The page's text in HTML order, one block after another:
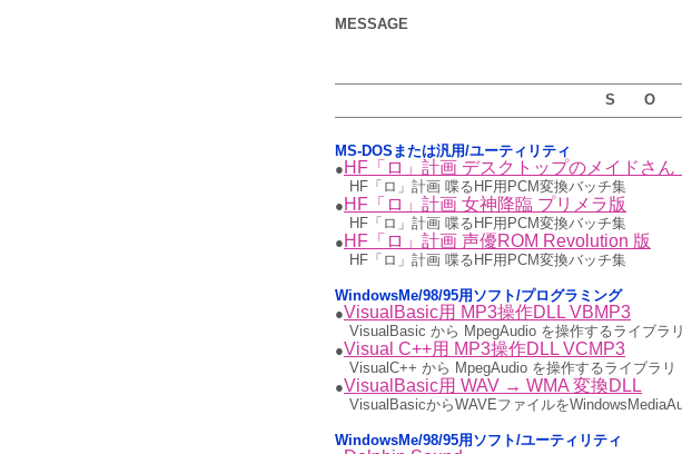
MESSAGE
S O
MS-DOSまたは汎用/ユーティリティ
● HF「ロ」計画 デスクトップのメイドさん
HF「ロ」計画 喋るHF用PCM変換バッチ集
● HF「ロ」計画 女神降臨 プリメラ版
HF「ロ」計画 喋るHF用PCM変換バッチ集
● HF「ロ」計画 声優ROM Revolution 版
HF「ロ」計画 喋るHF用PCM変換バッチ集
WindowsMe/98/95用ソフト/プログラミング
●VisualBasic用 MP3操作DLL VBMP3
VisualBasic から MpegAudio を操作するライブラリ
●Visual C++用 MP3操作DLL VCMP3
VisualC++ から MpegAudio を操作するライブラリ
●VisualBasic用 WAV → WMA 変換DLL
VisualBasicからWAVEファイルを
WindowsMe/98/95用ソフト/ユーティリティ